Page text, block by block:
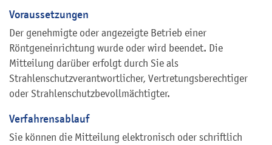
Voraussetzungen
Der genehmigte oder angezeigte Betrieb einer
Röntgeneinrichtung wurde oder wird beendet. Die
Mitteilung darüber erfolgt durch Sie als
Strahlenschutzverantwortlicher, Vertretungsberechtiger
oder Strahlenschutzbevollmächtigter.
Verfahrensablauf
Sie können die Mitteilung elektronisch oder schriftlich